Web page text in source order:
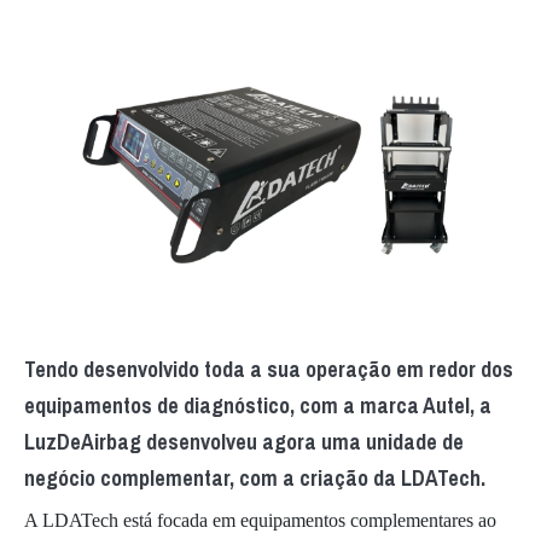
Tendo desenvolvido toda a sua operação em redor dos
equipamentos de diagnóstico, com a marca Autel, a
LuzDeAirbag desenvolveu agora uma unidade de
negócio complementar, com a criação da LDATech.
A LDATech está focada em equipamentos complementares ao